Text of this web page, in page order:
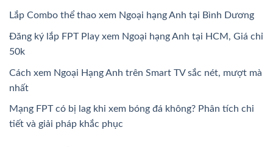
Lắp Combo thể thao xem Ngoại hạng Anh tại Bình Dương
Đăng ký lắp FPT Play xem Ngoại hạng Anh tại HCM, Giá chỉ
50k
Cách xem Ngoại Hạng Anh trên Smart TV sắc nét, mượt mà
nhất
Mạng FPT có bị lag khi xem bóng đá không? Phân tích chi
tiết và giải pháp khắc phục